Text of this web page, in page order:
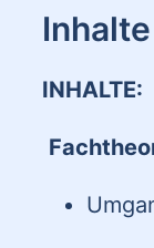
Inhalte
INHALTE: